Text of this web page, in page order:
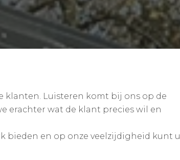
klanten. Luisteren komt bij ons op de
erachter wat de klant precies wil en
bieden en op onze veelzijdigheid kunt u